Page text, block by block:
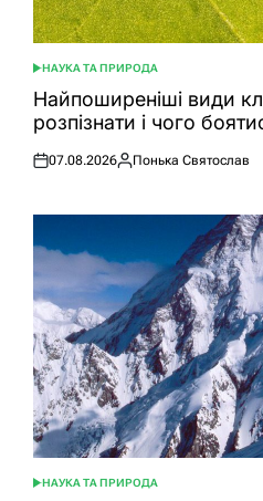
ОПУБЛІКУВАТИ
У
НАУКА ТА ПРИРОДА
Найпоширеніші види
розпізнати і чого
Оприлюднено
07.08.2026
Опубліковано
Понька Святослав
ОПУБЛІКУВАТИ
НАУКА ТА ПРИРОДА